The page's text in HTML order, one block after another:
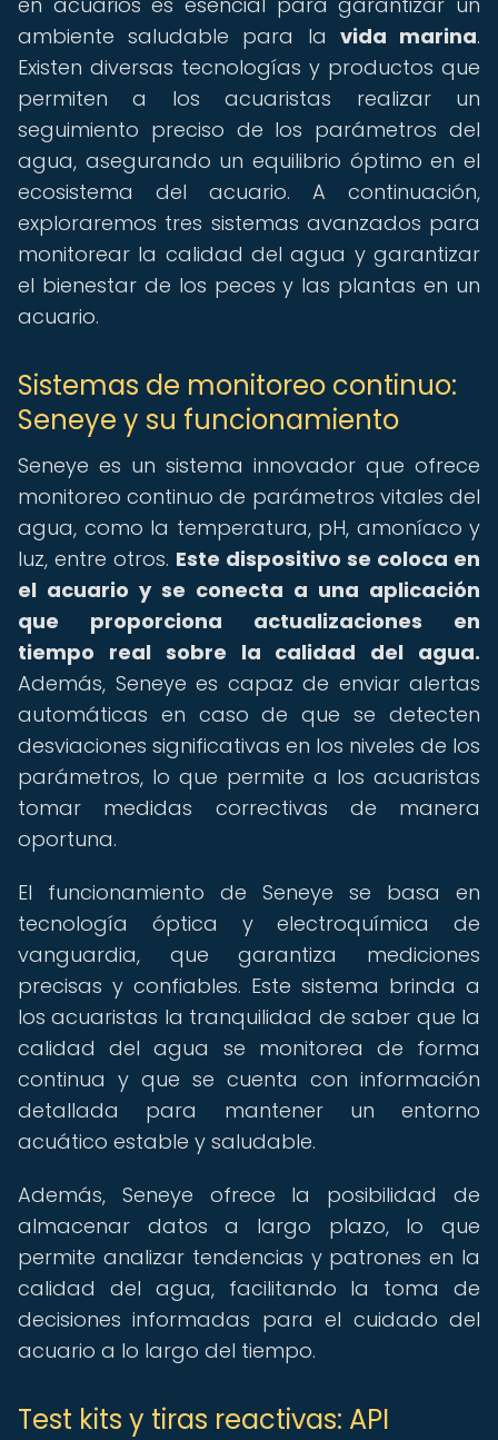
ambiente saludable para la vida marina.
Existen diversas tecnologías y productos que
permiten a los acuaristas realizar un
seguimiento preciso de los parámetros del
agua, asegurando un equilibrio óptimo en el
ecosistema del acuario. A continuación,
exploraremos tres sistemas avanzados para
monitorear la calidad del agua y garantizar
el bienestar de los peces y las plantas en un
acuario.
Sistemas de monitoreo continuo:
Seneye y su funcionamiento
Seneye es un sistema innovador que ofrece
monitoreo continuo de parámetros vitales del
agua, como la temperatura, pH, amoníaco y
luz, entre otros. Este dispositivo se coloca en
el acuario y se conecta a una aplicación
que proporciona actualizaciones en
tiempo real sobre la calidad del agua.
Además, Seneye es capaz de enviar alertas
automáticas en caso de que se detecten
desviaciones significativas en los niveles de los
parámetros, lo que permite a los acuaristas
tomar medidas correctivas de manera
oportuna.
El funcionamiento de Seneye se basa en
tecnología óptica y electroquímica de
vanguardia, que garantiza mediciones
precisas y confiables. Este sistema brinda a
los acuaristas la tranquilidad de saber que la
calidad del agua se monitorea de forma
continua y que se cuenta con información
detallada para mantener un entorno
acuático estable y saludable.
Además, Seneye ofrece la posibilidad de
almacenar datos a largo plazo, lo que
permite analizar tendencias y patrones en la
calidad del agua, facilitando la toma de
decisiones informadas para el cuidado del
acuario a lo largo del tiempo.
Test kits y tiras reactivas: API